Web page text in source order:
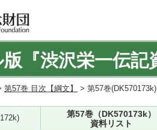
『渋沢栄一伝記
第57巻 目次【綱文】 > 第57巻
第57巻（DK570173k）
資料リスト